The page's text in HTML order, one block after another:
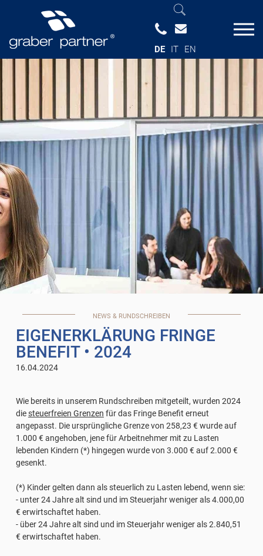
DE IT EN
NEWS & RUNDSCHREIBEN
EIGENERKLÄRUNG FRINGE
BENEFIT • 2024
16.04.2024
Wie bereits in unserem Rundschreiben mitgeteilt, wurden 2024
diesteuerfreien Grenzen für das Fringe Benefit erneut
angepasst. Die ursprüngliche Grenze von 258,23 € wurde auf
1.000 € angehoben, jene für Arbeitnehmer mit zu Lasten
lebenden Kindern (*) hingegen wurde von 3.000 € auf 2.000 €
gesenkt.
(*) Kinder gelten dann als steuerlich zu Lasten lebend, wenn sie:
- unter 24 Jahre alt sind und im Steuerjahr weniger als 4.000,00
€ erwirtschaftet haben.
- über 24 Jahre alt sind und im Steuerjahr weniger als 2.840,51
€ erwirtschaftet haben.